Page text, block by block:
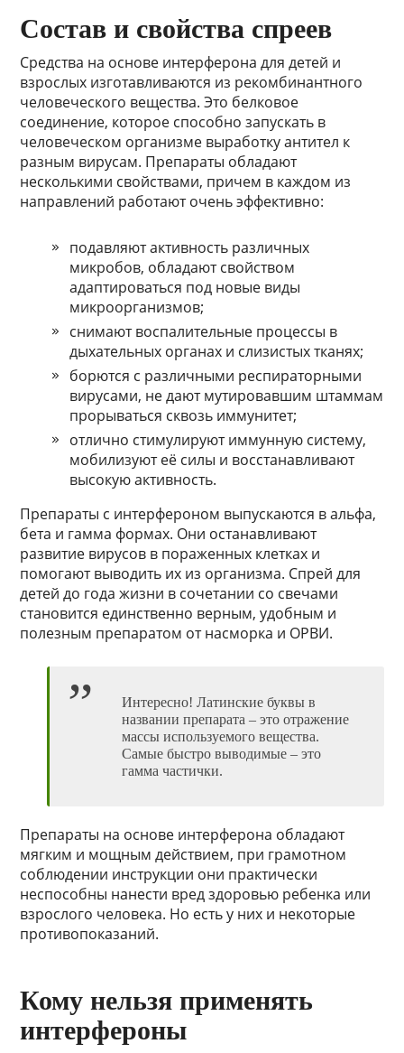
Состав и свойства спреев
Средства на основе интерферона для детей и
взрослых изготавливаются из рекомбинантного
человеческого вещества. Это белковое
соединение, которое способно запускать в
человеческом организме выработку антител к
разным вирусам. Препараты обладают
несколькими свойствами, причем в каждом из
направлений работают очень эффективно:
подавляют активность различных
микробов, обладают свойством
адаптироваться под новые виды
микроорганизмов;
снимают воспалительные процессы в
дыхательных органах и слизистых тканях;
борются с различными респираторными
вирусами, не дают мутировавшим штаммам
прорываться сквозь иммунитет;
отлично стимулируют иммунную систему,
мобилизуют её силы и восстанавливают
высокую активность.
Препараты с интерфероном выпускаются в альфа,
бета и гамма формах. Они останавливают
развитие вирусов в пораженных клетках и
помогают выводить их из организма. Спрей для
детей до года жизни в сочетании со свечами
становится единственно верным, удобным и
полезным препаратом от насморка и ОРВИ.
Интересно! Латинские буквы в
названии препарата – это отражение
массы используемого вещества.
Самые быстро выводимые – это
гамма частички.
Препараты на основе интерферона обладают
мягким и мощным действием, при грамотном
соблюдении инструкции они практически
неспособны нанести вред здоровью ребенка или
взрослого человека. Но есть у них и некоторые
противопоказаний.
Кому нельзя применять
интерфероны